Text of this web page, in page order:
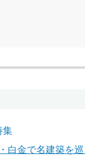
集
白金で名建築を